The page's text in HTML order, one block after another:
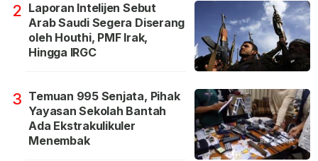
2 Laporan Intelijen Sebut
Arab Saudi Segera Diserang
oleh Houthi, PMF Irak,
Hingga IRGC
3 Temuan 995 Senjata, Pihak
Yayasan Sekolah Bantah
Ada Ekstrakulikuler
Menembak